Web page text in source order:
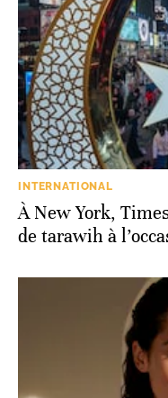
INTERNATIONAL
À New York,
de tarawih à